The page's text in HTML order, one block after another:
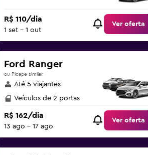
R$ 110/dia
1 set - 1 out
Ver oferta
Ford Ranger
ou Picape similar
Até 5 viajantes
Veículos de 2 portas
R$ 162/dia
13 ago - 17 ago
Ver oferta